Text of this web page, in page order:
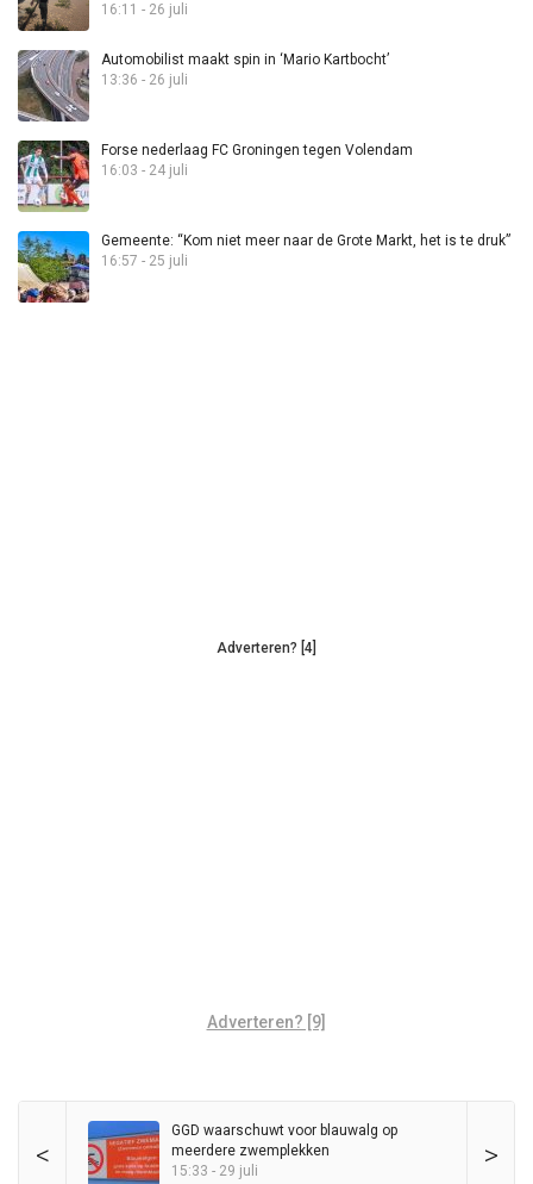
16:11 - 26 juli
Automobilist maakt spin in ‘Mario Kartbocht’
13:36 - 26 juli
Forse nederlaag FC Groningen tegen Volendam
16:03 - 24 juli
Gemeente: “Kom niet meer naar de Grote Markt, het is te druk”
16:57 - 25 juli
Adverteren? [4]
Adverteren? [9]
< >
GGD waarschuwt voor blauwalg op
meerdere zwemplekken
15:33 - 29 juli